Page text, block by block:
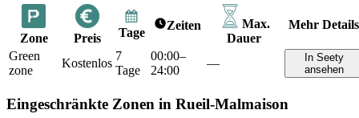
Zone Preis Tage
Zeiten
Max.
Dauer
Mehr Details
Green
zone
Kostenlos
7
Tage
00:00–
24:00
—
In Seety
ansehen
Eingeschränkte Zonen in Rueil-Malmaison